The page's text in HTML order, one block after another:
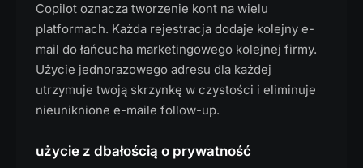
Copilot oznacza tworzenie kont na wielu
platformach. Każda rejestracja dodaje kolejny e-
mail do łańcucha marketingowego kolejnej firmy.
Użycie jednorazowego adresu dla każdej
utrzymuje twoją skrzynkę w czystości i eliminuje
nieuniknione e-maile follow-up.
użycie z dbałością o prywatność